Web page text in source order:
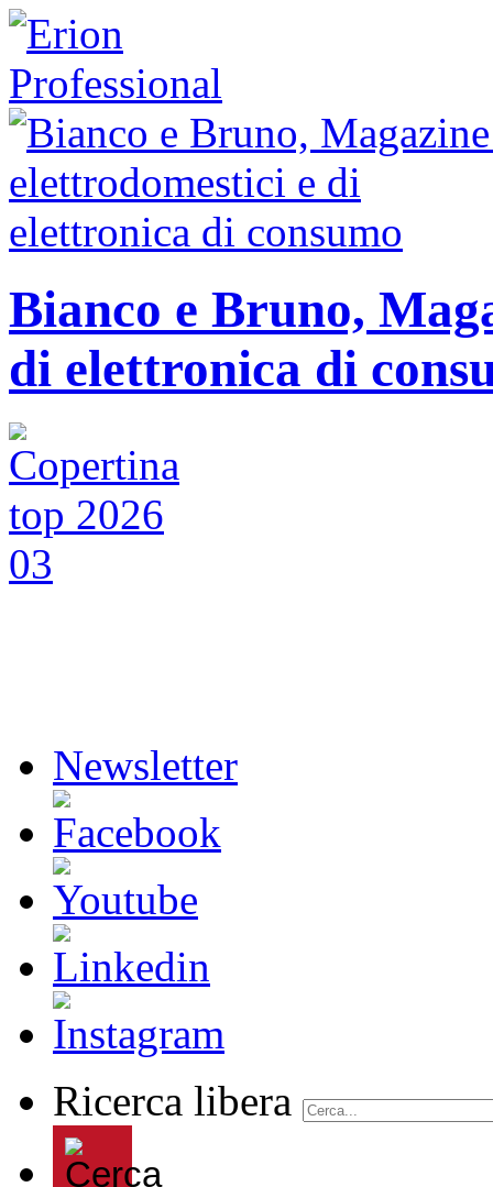
Bianco e Bruno,
di elettronica di
Newsletter
Ricerca libera